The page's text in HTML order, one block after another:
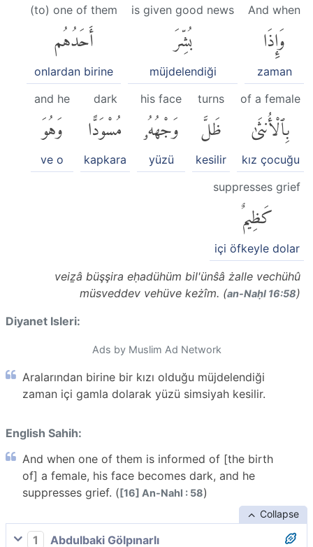
And when
وَإِذَا
zaman
is given good news
بُشِّرَ
müjdelendiği
(to) one of them
أَحَدُهُم
onlardan birine
of a female
بِٱلْأُنثَىٰ
kız çocuğu
turns
ظَلَّ
kesilir
his face
وَجْهُهُۥ
yüzü
dark
مُسْوَدًّا
kapkara
and he
وَهُوَ
ve o
suppresses grief
كَظِيمٌ
içi öfkeyle dolar
veiẕâ büşşira eḥadühüm bil'ünŝâ żalle vechühû
müsveddev vehüve keżîm. (an-Naḥl 16:58)
Diyanet Isleri:
Ads by Muslim Ad Network
Aralarından birine bir kızı olduğu müjdelendiği
zaman içi gamla dolarak yüzü simsiyah kesilir.
English Sahih:
And when one of them is informed of [the birth
of] a female, his face becomes dark, and he
suppresses grief. ([16] An-Nahl : 58)
Collapse
1
Abdulbaki Gölpınarlı